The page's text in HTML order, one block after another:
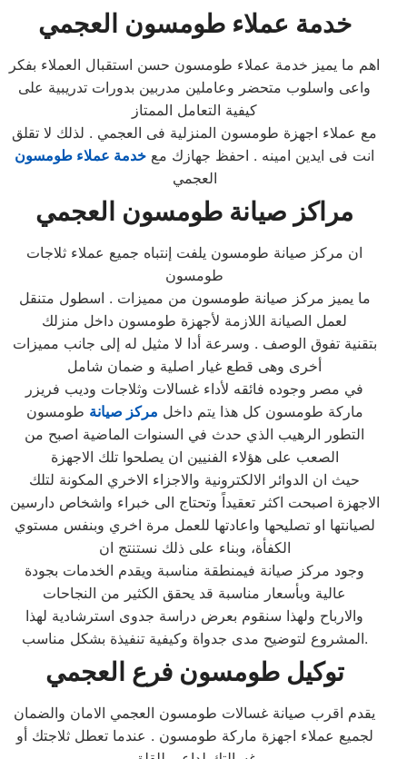
خدمة عملاء طومسون العجمي
اهم ما يميز خدمة عملاء طومسون حسن استقبال العملاء بفكر
واعى واسلوب متحضر وعاملين مدربين بدورات تدريبية على
كيفية التعامل الممتاز
مع عملاء اجهزة طومسون المنزلية فى العجمي . لذلك لا تقلق
انت فى ايدين امينه . احفظ جهازك مع خدمة عملاء طومسون
العجمي
مراكز صيانة طومسون العجمي
ان مركز صيانة طومسون يلفت إنتباه جميع عملاء ثلاجات
طومسون
ما يميز مركز صيانة طومسون من مميزات . اسطول متنقل
لعمل الصيانة اللازمة لأجهزة طومسون داخل منزلك
بتقنية تفوق الوصف . وسرعة أدا لا مثيل له إلى جانب مميزات
أخرى وهى قطع غيار اصلية و ضمان شامل
في مصر وجوده فائقه لأداء غسالات وثلاجات وديب فريزر
ماركة طومسون كل هذا يتم داخل مركز صيانة طومسون
التطور الرهيب الذي حدث في السنوات الماضية اصبح من
الصعب على هؤلاء الفنيين ان يصلحوا تلك الاجهزة
حيث ان الدوائر الالكترونية والاجزاء الاخري المكونة لتلك
الاجهزة اصبحت اكثر تعقيداً وتحتاج الى خبراء واشخاص دارسين
لصيانتها او تصليحها واعادتها للعمل مرة اخري وبنفس مستوي
الكفأة، وبناء على ذلك نستنتج ان
وجود مركز صيانة فيمنطقة مناسبة ويقدم الخدمات بجودة
عالية وبأسعار مناسبة قد يحقق الكثير من النجاحات
والارباح ولهذا سنقوم بعرض دراسة جدوى استرشادية لهذا
المشروع لتوضيح مدى جدواة وكيفية تنفيذة بشكل مناسب.
توكيلطومسون فرع العجمي
يقدم اقرب صيانة غسالات طومسون العجمي الامان والضمان
لجميع عملاء اجهزة ماركة طومسون . عندما تعطل ثلاجتك أو